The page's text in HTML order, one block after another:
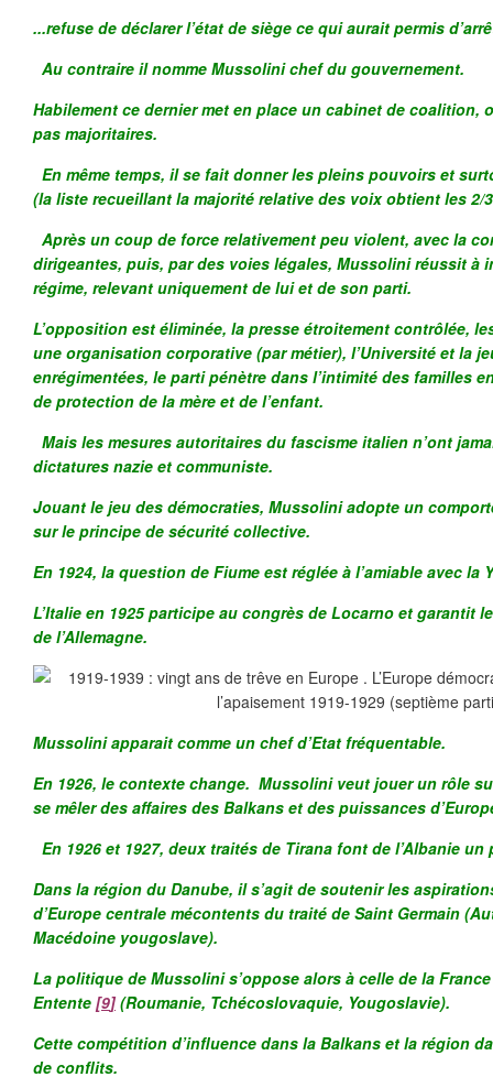
...refuse de déclarer l’état de siège ce qui aurait permis
Au contraire il nomme Mussolini chef du gouvernement.
Habilement ce dernier met en place un cabinet de coalition,
pas majoritaires.
En même temps, il se fait donner les pleins pouvoirs et
(la liste recueillant la majorité relative des voix obtient les 2/
Après un coup de force relativement peu violent, avec la
dirigeantes, puis, par des voies légales, Mussolini réussit à
régime, relevant uniquement de lui et de son parti.
L’opposition est éliminée, la presse étroitement contrôlée,
une organisation corporative (par métier), l’Université et la
enrégimentées, le parti pénètre dans l’intimité des familles
de protection de la mère et de l’enfant.
Mais les mesures autoritaires du fascisme italien n’ont
dictatures nazie et communiste.
Jouant le jeu des démocraties, Mussolini adopte un
sur le principe de sécurité collective.
En 1924, la question de Fiume est réglée à l’amiable avec la
L’Italie en 1925 participe au congrès de Locarno et garantit
de l’Allemagne.
Mussolini apparait comme un chef d’Etat fréquentable.
En 1926, le contexte change. Mussolini veut jouer un rôle
se mêler des affaires des Balkans et des puissances
En 1926 et 1927, deux traités de Tirana font de l’Albanie
Dans la région du Danube, il s’agit de soutenir les
d’Europe centrale mécontents du traité de Saint Germain
Macédoine yougoslave).
La politique de Mussolini s’oppose alors à celle de la
Entente [9](Roumanie, Tchécoslovaquie, Yougoslavie).
Cette compétition d’influence dans la Balkans et la région
de conflits.